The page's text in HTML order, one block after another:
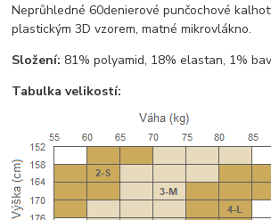
Neprůhledné 60denierové punčochové
plastickým 3D vzorem, matné mikrovlákno.
Složení: 81% polyamid, 18% elastan, 1%
Tabulka velikostí: